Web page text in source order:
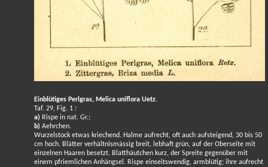
Einblütiges Perlgras, Melica uniflora Uetz.
Taf. 29, Fig. 1 :
a) Rispe in nat. Gr.;
b) Aehrchen.
Wurzelstock etwas kriechend. Halme aufrecht, oft auch aufsteigend, 30 bis 50
cm hoch. Blätter verhältnismässig breit, lebhaft grün, auf der Oberseite mit
einzelnen Haaren besetzt. Blatthäutchen kurz, der Spreite gegenüber mit
einem pfriemlichen Anhängsel. Rispe einseitswendig, armblütig; ihre aufrecht